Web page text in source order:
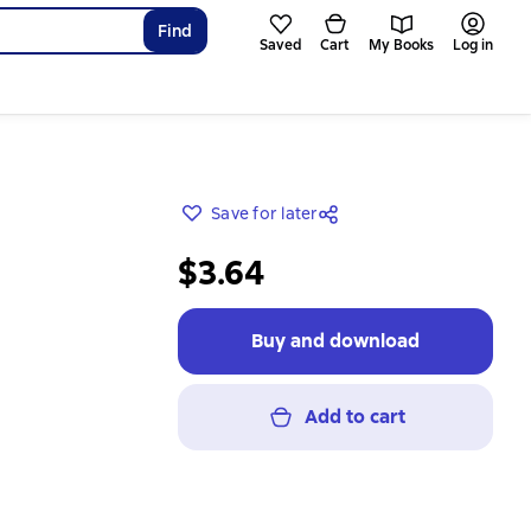
Find
Saved Cart My Books Log in
Save for later
$3.64
Buy and download
Add to cart